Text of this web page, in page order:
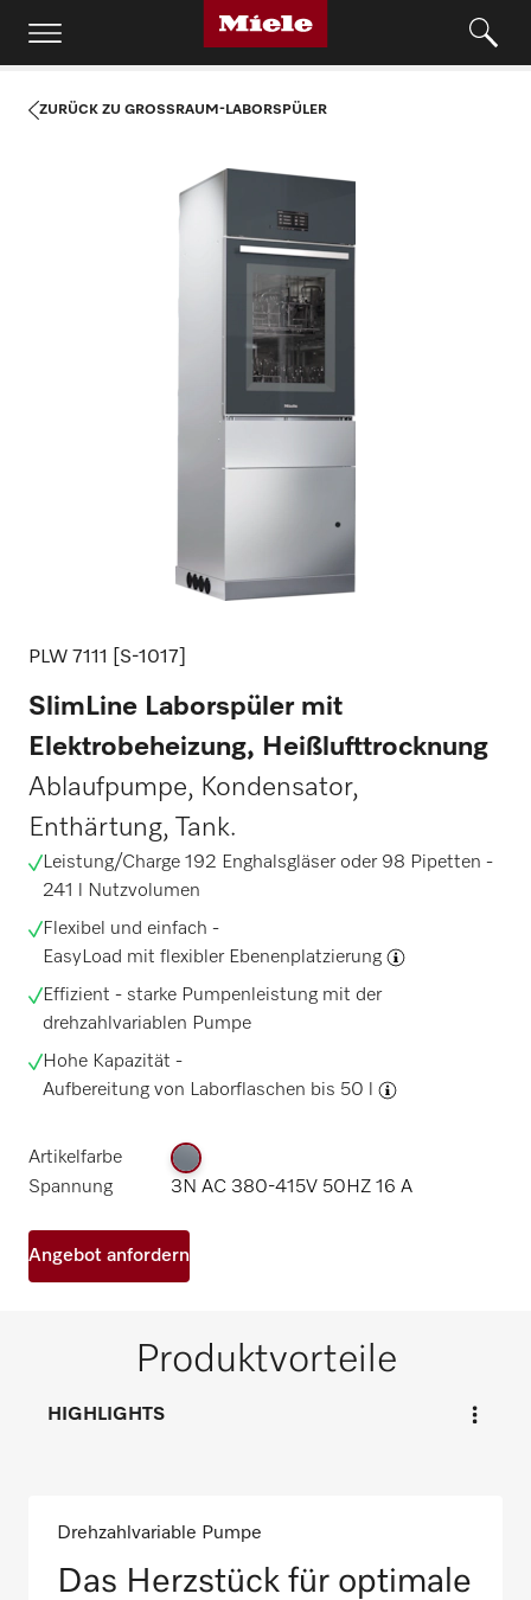
ZURÜCK ZU GROSSRAUM-LABORSPÜLER
PLW 7111 [S-1017]
SlimLine Laborspüler mit
Elektrobeheizung, Heißlufttrocknung
Ablaufpumpe, Kondensator,
Enthärtung, Tank.
Leistung/Charge 192 Enghalsgläser oder 98 Pipetten -
241 l Nutzvolumen
Flexibel und einfach -
EasyLoad mit flexibler Ebenenplatzierung
Effizient - starke Pumpenleistung mit der
drehzahlvariablen Pumpe
Hohe Kapazität -
Aufbereitung von Laborflaschen bis 50 l
Artikelfarbe
Spannung
3N AC 380-415V 50HZ 16 A
Angebot anfordern
Produktvorteile
HIGHLIGHTS
Drehzahlvariable Pumpe
Das Herzstück für optimale